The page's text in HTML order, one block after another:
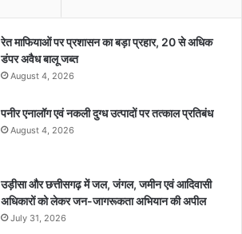
रेत माफियाओं पर प्रशासन का बड़ा प्रहार, 20 से अधिक
डंपर अवैध बालू जब्त
August 4, 2026
पनीर एनालॉग एवं नकली दुग्ध उत्पादों पर तत्काल प्रतिबंध
August 4, 2026
उड़ीसा और छत्तीसगढ़ में जल, जंगल, जमीन एवं आदिवासी
अधिकारों को लेकर जन-जागरूकता अभियान की अपील
July 31, 2026